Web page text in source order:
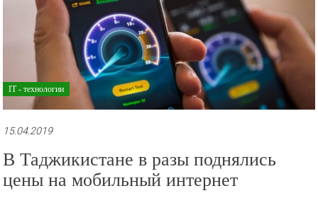
IT - технологии
15.04.2019
В Таджикистане в разы поднялись
цены на мобильный интернет